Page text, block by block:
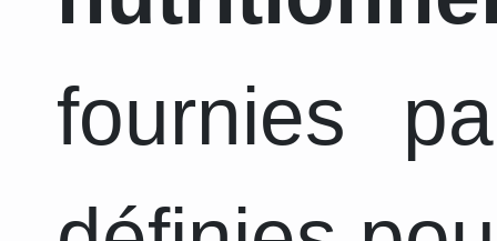
fournies